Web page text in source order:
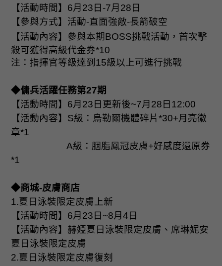
【活動時間】 6月 23 日 -7月 28 日
【參與方式】活動-直面強敵-長箭破空
【活動內容】參與本期BOSS挑戰活動，首次擊
殺可獲得高級代金券*10
注：指揮官等級達到 15級以上可進行挑戰
◆傭兵活躍任務第27期
【活動時間】 6月 23 日更新後~7月 28 日 12:00
【活動內容】 S級：烏勒爾機體碎片*30+月亮徽
章*1
A級：胭脂鳳冠皮膚+好感度還原券
*1
◆商城-皮膚商店
1.夏日泳裝限定皮膚上新
【活動時間】 6月 23 日 ~8月4 日
【活動內容】赫婭夏日泳裝限定皮膚 、 席琳妮安
夏日泳裝限定皮膚
2.夏日泳裝限定皮膚復刻